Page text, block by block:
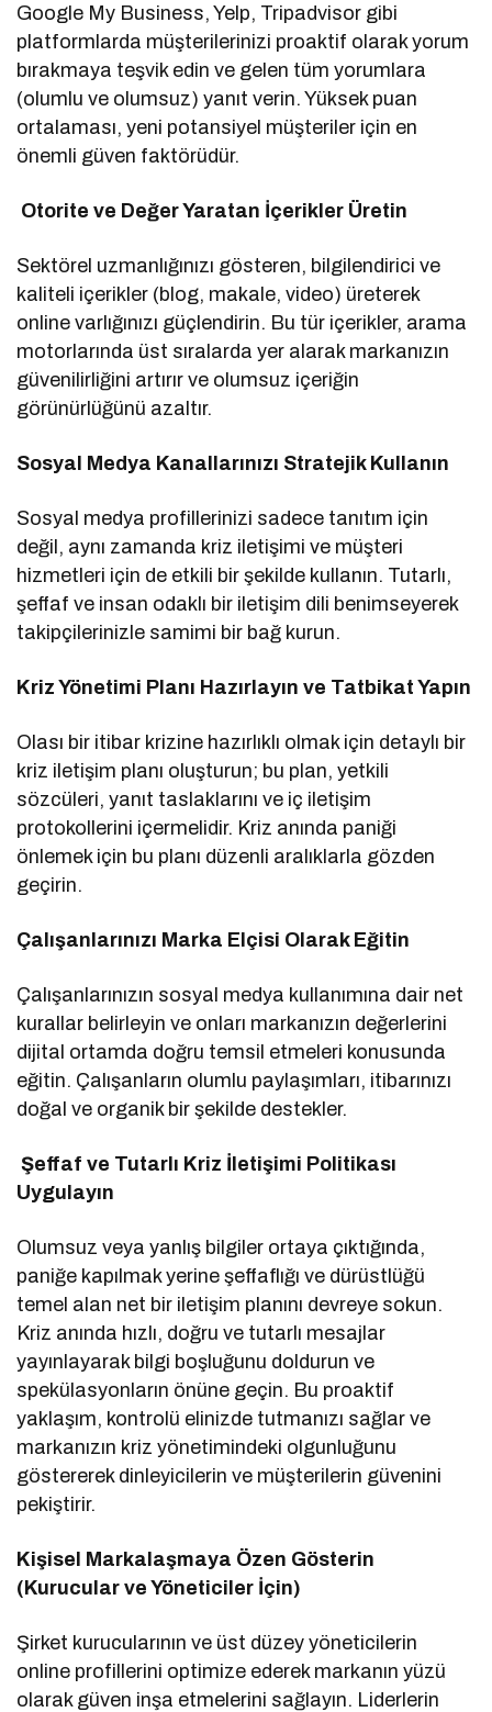
Google My Business, Yelp, Tripadvisor gibi
platformlarda müşterilerinizi proaktif olarak yorum
bırakmaya teşvik edin ve gelen tüm yorumlara
(olumlu ve olumsuz) yanıt verin. Yüksek puan
ortalaması, yeni potansiyel müşteriler için en
önemli güven faktörüdür.
Otorite ve Değer Yaratan İçerikler Üretin
Sektörel uzmanlığınızı gösteren, bilgilendirici ve
kaliteli içerikler (blog, makale, video) üreterek
online varlığınızı güçlendirin. Bu tür içerikler, arama
motorlarında üst sıralarda yer alarak markanızın
güvenilirliğini artırır ve olumsuz içeriğin
görünürlüğünü azaltır.
Sosyal Medya Kanallarınızı Stratejik Kullanın
Sosyal medya profillerinizi sadece tanıtım için
değil, aynı zamanda kriz iletişimi ve müşteri
hizmetleri için de etkili bir şekilde kullanın. Tutarlı,
şeffaf ve insan odaklı bir iletişim dili benimseyerek
takipçilerinizle samimi bir bağ kurun.
Kriz Yönetimi Planı Hazırlayın ve Tatbikat Yapın
Olası bir itibar krizine hazırlıklı olmak için detaylı bir
kriz iletişim planı oluşturun; bu plan, yetkili
sözcüleri, yanıt taslaklarını ve iç iletişim
protokollerini içermelidir. Kriz anında paniği
önlemek için bu planı düzenli aralıklarla gözden
geçirin.
Çalışanlarınızı Marka Elçisi Olarak Eğitin
Çalışanlarınızın sosyal medya kullanımına dair net
kurallar belirleyin ve onları markanızın değerlerini
dijital ortamda doğru temsil etmeleri konusunda
eğitin. Çalışanların olumlu paylaşımları, itibarınızı
doğal ve organik bir şekilde destekler.
Şeffaf ve Tutarlı Kriz İletişimi Politikası
Uygulayın
Olumsuz veya yanlış bilgiler ortaya çıktığında,
paniğe kapılmak yerine şeffaflığı ve dürüstlüğü
temel alan net bir iletişim planını devreye sokun.
Kriz anında hızlı, doğru ve tutarlı mesajlar
yayınlayarak bilgi boşluğunu doldurun ve
spekülasyonların önüne geçin. Bu proaktif
yaklaşım, kontrolü elinizde tutmanızı sağlar ve
markanızın kriz yönetimindeki olgunluğunu
göstererek dinleyicilerin ve müşterilerin güvenini
pekiştirir.
Kişisel Markalaşmaya Özen Gösterin
(Kurucular ve Yöneticiler İçin)
Şirket kurucularının ve üst düzey yöneticilerin
online profillerini optimize ederek markanın yüzü
olarak güven inşa etmelerini sağlayın. Liderlerin